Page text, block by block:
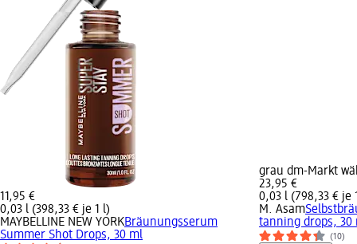
11,95 €
0,03 l (398,33 € je 1 l)
MAYBELLINE NEW YORKBräunungsserum
Summer Shot Drops, 30 ml
grau dm-Markt
23,95 €
0,03 l (798,33 € je
M. Asam
tanning drops, 30
(10)